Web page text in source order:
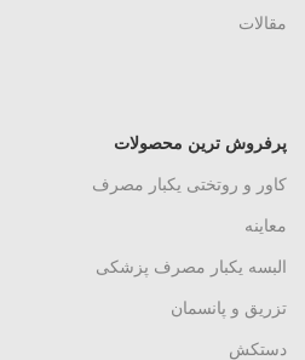
مقالات
پرفروش ترین محصولات
کاور و روتختی یکبار مصرف
معاینه
البسه یکبار مصرف پزشکی
تزریق و پانسمان
دستکش